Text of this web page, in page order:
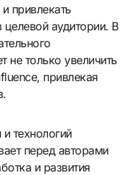
привлекать
аудитории. В
не только увеличить
привлекая
технологий
перед авторами
и развития